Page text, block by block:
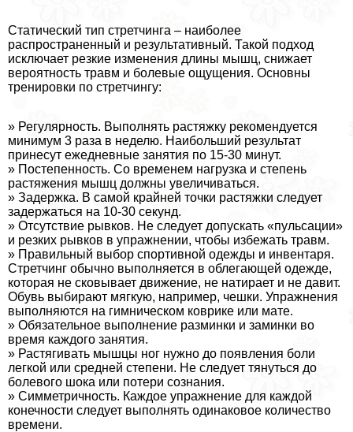
Статический тип стретчинга – наиболее
распространенный и результативный. Такой подход
исключает резкие изменения длины мышц, снижает
вероятность травм и болевые ощущения. Основны
тренировки по стретчингу:
» Регулярность. Выполнять растяжку рекомендуется
минимум 3 раза в неделю. Наибольший результат
принесут ежедневные занятия по 15-30 минут.
» Постепенность. Со временем нагрузка и степень
растяжения мышц должны увеличиваться.
» Задержка. В самой крайней точки растяжки следует
задержаться на 10-30 секунд.
» Отсутствие рывков. Не следует допускать «пульсации»
и резких рывков в упражнении, чтобы избежать травм.
» Правильный выбор спортивной одежды и инвентаря.
Стретчинг обычно выполняется в облегающей одежде,
которая не сковывает движение, не натирает и не давит.
Обувь выбирают мягкую, например, чешки. Упражнения
выполняются на гимническом коврике или мате.
» Обязательное выполнение разминки и заминки во
время каждого занятия.
» Растягивать мышцы ног нужно до появления боли
легкой или средней степени. Не следует тянуться до
болевого шока или потери сознания.
» Симметричность. Каждое упражнение для каждой
конечности следует выполнять одинаковое количество
времени.